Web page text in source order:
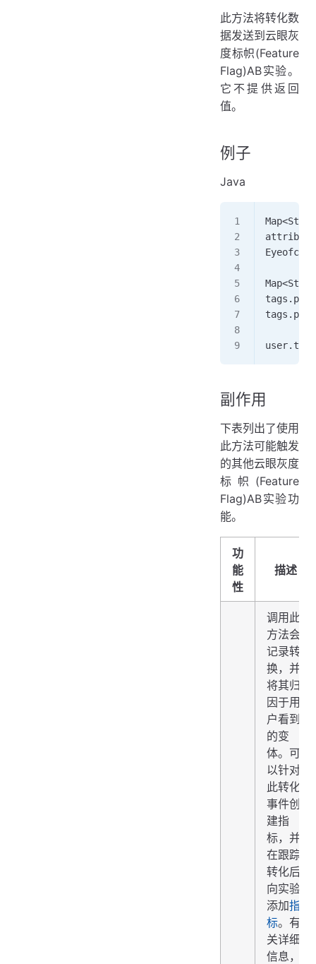
此方法将转化数
据发送到云眼灰
度标帜(Feature
Flag)AB实验。
它不提供返回
值。
例子
Java
副作用
下表列出了使用
此方法可能触发
的其他云眼灰度
标帜(Feature
Flag)AB实验功
能。
功
能
性
描述
调用此
方法会
记录转
换，并
将其归
因于用
户看到
的变
体。可
以针对
此转化
事件创
建指
标，并
在跟踪
转化后
向实验
添加指
标。有
关详细
信息，